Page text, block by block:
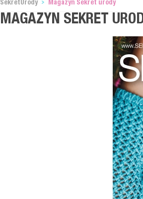
SekretUrody Magazyn Sekret urody
MAGAZYN SEKRET